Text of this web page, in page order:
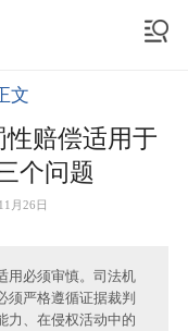
文
赔偿适用于
个问题
月26日
用必须审慎。司法机
须严格遵循证据裁判
力、在侵权活动中的